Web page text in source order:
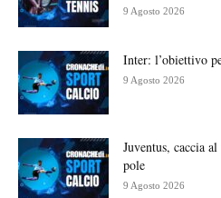
9 Agosto 2026
Inter: l’obiettivo
9 Agosto 2026
Juventus, caccia
pole
9 Agosto 2026